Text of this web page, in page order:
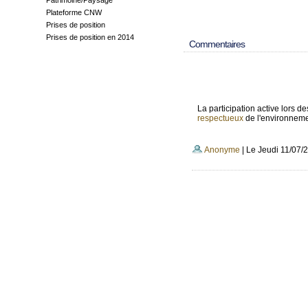
Plateforme CNW
Prises de position
Prises de position en 2014
Commentaires
La participation active lors
respectueux de
Anonyme | Le Jeudi 11/